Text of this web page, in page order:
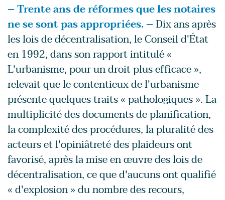
– Trente ans de réformes que les notaires
ne se sont pas appropriées. –Dix ans après
les lois de décentralisation, le Conseil d'État
en 1992, dans son rapport intitulé «
L'urbanisme, pour un droit plus efficace »,
relevait que le contentieux de l'urbanisme
présente quelques traits « pathologiques ». La
multiplicité des documents de planification,
la complexité des procédures, la pluralité des
acteurs et l'opiniâtreté des plaideurs ont
favorisé, après la mise en œuvre des lois de
décentralisation, ce que d'aucuns ont qualifié
« d'explosion » du nombre des recours,